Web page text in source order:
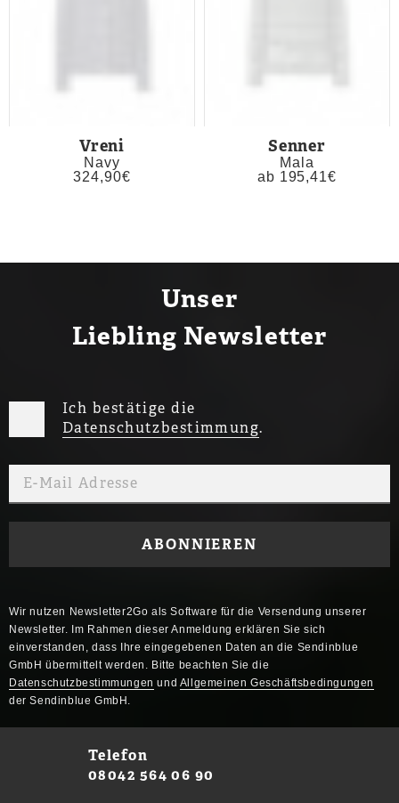
Vreni
Navy
324,90€
Senner
Mala
ab 195,41€
Unser
Liebling Newsletter
Ich bestätige die
Datenschutzbestimmung.
Wir nutzen Newsletter2Go als Software für die Versendung unserer
Newsletter. Im Rahmen dieser Anmeldung erklären Sie sich
einverstanden, dass Ihre eingegebenen Daten an die Sendinblue
GmbH übermittelt werden. Bitte beachten Sie die
Datenschutzbestimmungen und Allgemeinen Geschäftsbedingungen
der Sendinblue GmbH.
Telefon
08042 564 06 90